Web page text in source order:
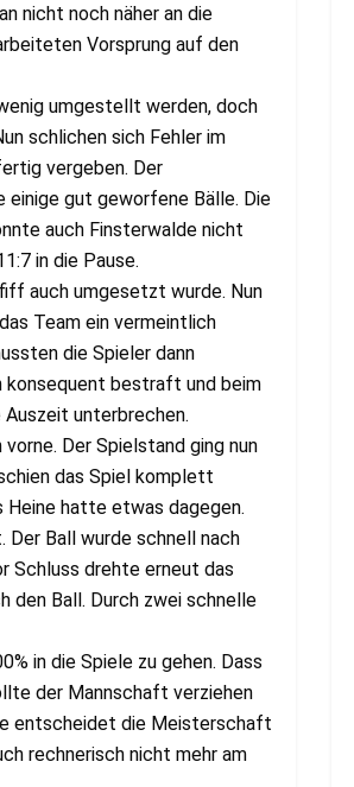
nicht noch näher an die
Vorsprung auf den
umgestellt werden, doch
schlichen sich Fehler im
vergeben. Der
einige gut geworfene Bälle. Die
auch Finsterwalde nicht
in die Pause.
auch umgesetzt wurde. Nun
Team ein vermeintlich
die Spieler dann
konsequent bestraft und beim
unterbrechen.
Der Spielstand ging nun
das Spiel komplett
Heine hatte etwas dagegen.
Der Ball wurde schnell nach
Schluss drehte erneut das
den Ball. Durch zwei schnelle
in die Spiele zu gehen. Dass
der Mannschaft verziehen
entscheidet die Meisterschaft
rechnerisch nicht mehr am